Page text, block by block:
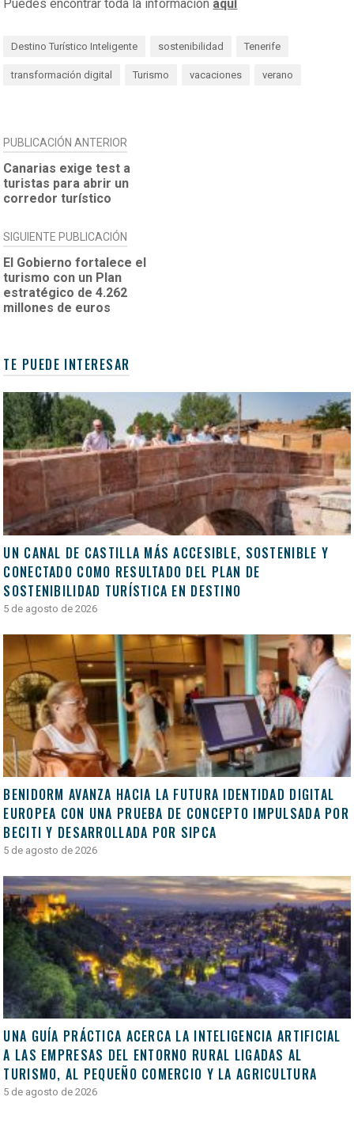
Puedes encontrar toda la información aquí
Destino Turístico Inteligente sostenibilidad Tenerife
transformación digital Turismo vacaciones verano
NAVEGACIÓN
DE
ENTRADAS
PUBLICACIÓN ANTERIOR
Canarias exige test a
turistas para abrir un
corredor turístico
SIGUIENTE PUBLICACIÓN
El Gobierno fortalece el
turismo con un Plan
estratégico de 4.262
millones de euros
TE PUEDE INTERESAR
UN CANAL DE CASTILLA MÁS ACCESIBLE, SOSTENIBLE Y
CONECTADO COMO RESULTADO DEL PLAN DE
SOSTENIBILIDAD TURÍSTICA EN DESTINO
5 de agosto de 2026
BENIDORM AVANZA HACIA LA FUTURA IDENTIDAD DIGITAL
EUROPEA CON UNA PRUEBA DE CONCEPTO IMPULSADA POR
BECITI Y DESARROLLADA POR SIPCA
5 de agosto de 2026
UNA GUÍA PRÁCTICA ACERCA LA INTELIGENCIA ARTIFICIAL
A LAS EMPRESAS DEL ENTORNO RURAL LIGADAS AL
TURISMO, AL PEQUEÑO COMERCIO Y LA AGRICULTURA
5 de agosto de 2026